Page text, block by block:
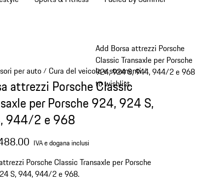
Add Borsa attrezzi Porsche
Classic Transaxle per Porsche
924, 924 S, 944, 944/2 e 968
to wishlist
per auto/ Cura del veicolo e strumenti/
attrezzi Porsche Classic
per Porsche 924, 924 S,
944/2 e 968
IVA e dogana inclusi
Porsche Classic Transaxle per Porsche
S, 944, 944/2 e 968.